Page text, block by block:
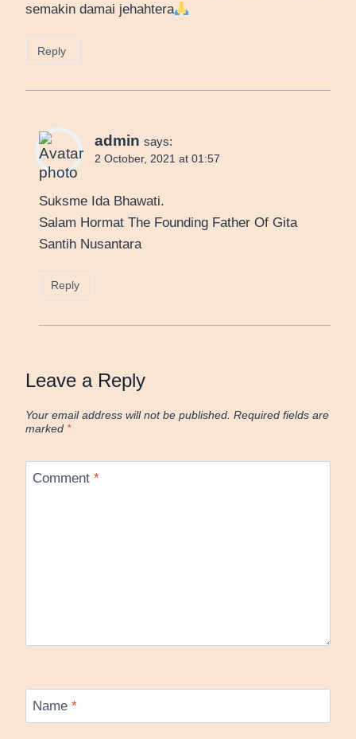
semakin damai jehahtera
Reply
admin says:
2 October, 2021 at 01:57
Suksme Ida Bhawati.
Salam Hormat The Founding Father Of Gita
Santih Nusantara
Reply
Leave a Reply
Your email address will not be published. Required fields are
marked *
Comment *
Name *